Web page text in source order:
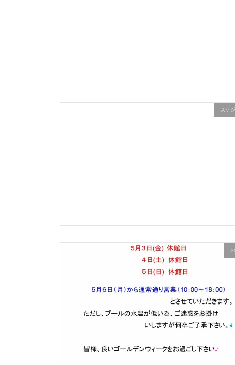
スケ